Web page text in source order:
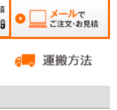
見積